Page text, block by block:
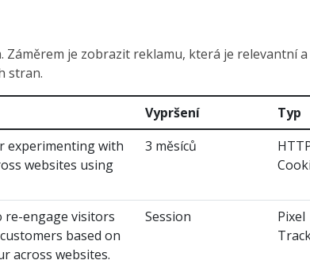
je zobrazit reklamu, která je relevantní a
stran.
Vypršení
Typ
experimenting with
websites using
3 měsíců
re-engage visitors
based on
across websites.
Session
Pixel